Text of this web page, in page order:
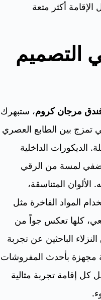
الإقامة أكثر متعة
التصميم
مرجان كروم، ستبهرك
تمزج بين الطابع العصري
الديكورات الداخلية
لمسة من الرقي
المتناسقة،
المواد الفاخرة مثل
كلها تعكس جواً من
النزلاء الباحثين عن تجربة
مجهزة بأحدث المفروشات
كل إقامة تجربة مثالية